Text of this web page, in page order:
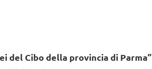
del Cibo della provincia di Parma”